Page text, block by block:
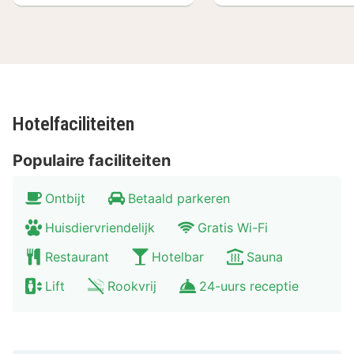
Getreidegasse. Slenter door het prachtige
Hotelfaciliteiten
Populaire faciliteiten
Ontbijt
Betaald parkeren
Huisdiervriendelijk
Gratis Wi-Fi
Restaurant
Hotelbar
Sauna
Lift
Rookvrij 24-uurs receptie